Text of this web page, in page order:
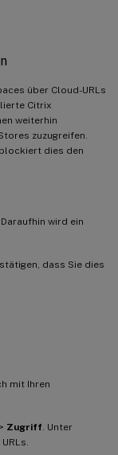
über Cloud-URLs
Citrix
weiterhin
zuzugreifen.
dies den
. Daraufhin wird ein
dass Sie dies
mit Ihren
> Zugriff . Unter